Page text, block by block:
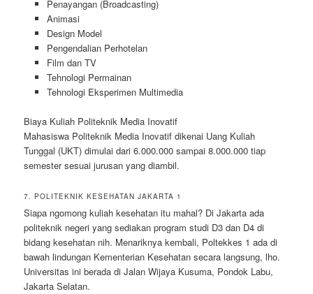
Penayangan (Broadcasting)
Animasi
Design Model
Pengendalian Perhotelan
Film dan TV
Tehnologi Permainan
Tehnologi Eksperimen Multimedia
Biaya Kuliah Politeknik Media Inovatif
Mahasiswa Politeknik Media Inovatif dikenai Uang Kuliah
Tunggal (UKT) dimulai dari 6.000.000 sampai 8.000.000 tiap
semester sesuai jurusan yang diambil.
7. POLITEKNIK KESEHATAN JAKARTA 1
Siapa ngomong kuliah kesehatan itu mahal? Di Jakarta ada
politeknik negeri yang sediakan program studi D3 dan D4 di
bidang kesehatan nih. Menariknya kembali, Poltekkes 1 ada di
bawah lindungan Kementerian Kesehatan secara langsung, lho.
Universitas ini berada di Jalan Wijaya Kusuma, Pondok Labu,
Jakarta Selatan.